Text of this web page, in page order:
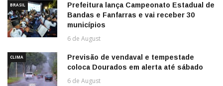
BRASIL
Prefeitura lança Campeonato Estadual de
Bandas e Fanfarras e vai receber 30
municípios
6 de August
CLIMA
Previsão de vendaval e tempestade
coloca Dourados em alerta até sábado
6 de August